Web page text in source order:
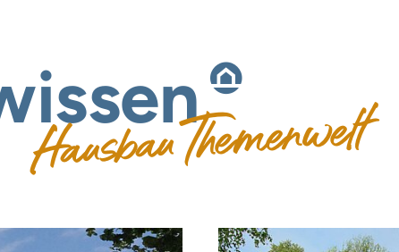
Hausbau Themenwelt